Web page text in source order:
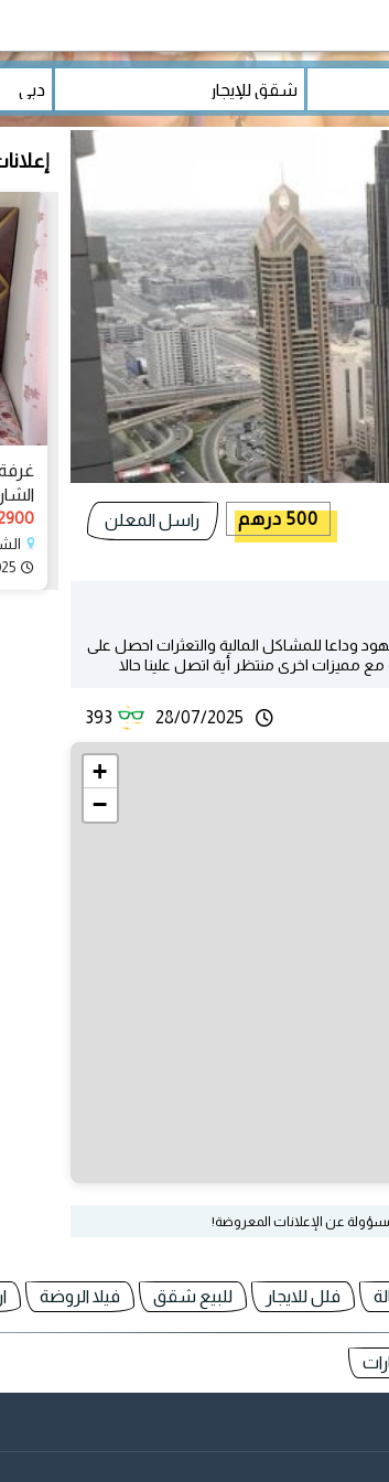
500 درهم راسل المعلن
للمشاكل المالية والتعثرات احصل على
مميزات اخرى منتظر أية اتصل علينا حالا
28/07/2025
393
+
−
عن الإعلانات المعروضة!
2900
فلل للايجار للبيع شقق فيلا الروضة